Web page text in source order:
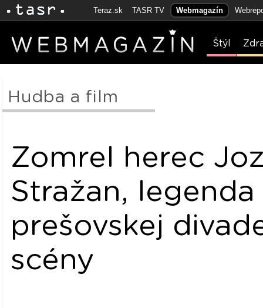
Teraz.sk TASR TV Webmagazín
Štýl
Hudba a film
Zomrel herec
Stražan, legenda
prešovskej
scény